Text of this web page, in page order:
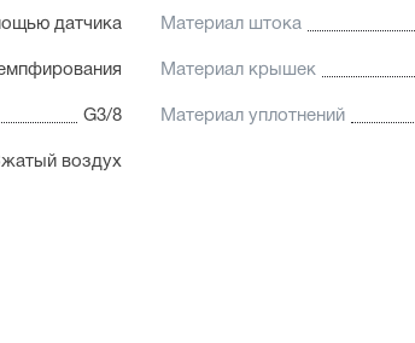
датчика Материал штока
Материал крышек
G3/8 Материал уплотнений
воздух